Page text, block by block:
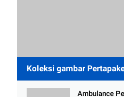
Koleksi gambar
Ambulance